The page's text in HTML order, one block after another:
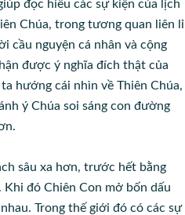
đọc hiểu các sự kiện của lịch
Chúa, trong tương quan liên lỉ
cầu nguyện cá nhân và cộng
được ý nghĩa đích thật của
hướng cái nhìn về Thiên Chúa,
ý Chúa soi sáng con đường
sâu xa hơn, trước hết bằng
đó Chiên Con mở bốn dấu
Trong thế giới đó có các sự